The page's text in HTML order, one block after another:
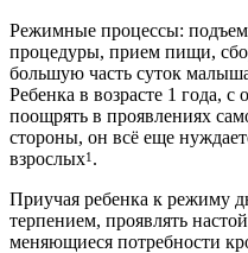
Режимные процессы:
процедуры, прием пищи,
большую часть суток
Ребенка в возрасте 1 года,
поощрять в проявлениях
стороны, он всё еще
взрослых1 .
Приучая ребенка к режиму
терпением, проявлять
меняющиеся потребности